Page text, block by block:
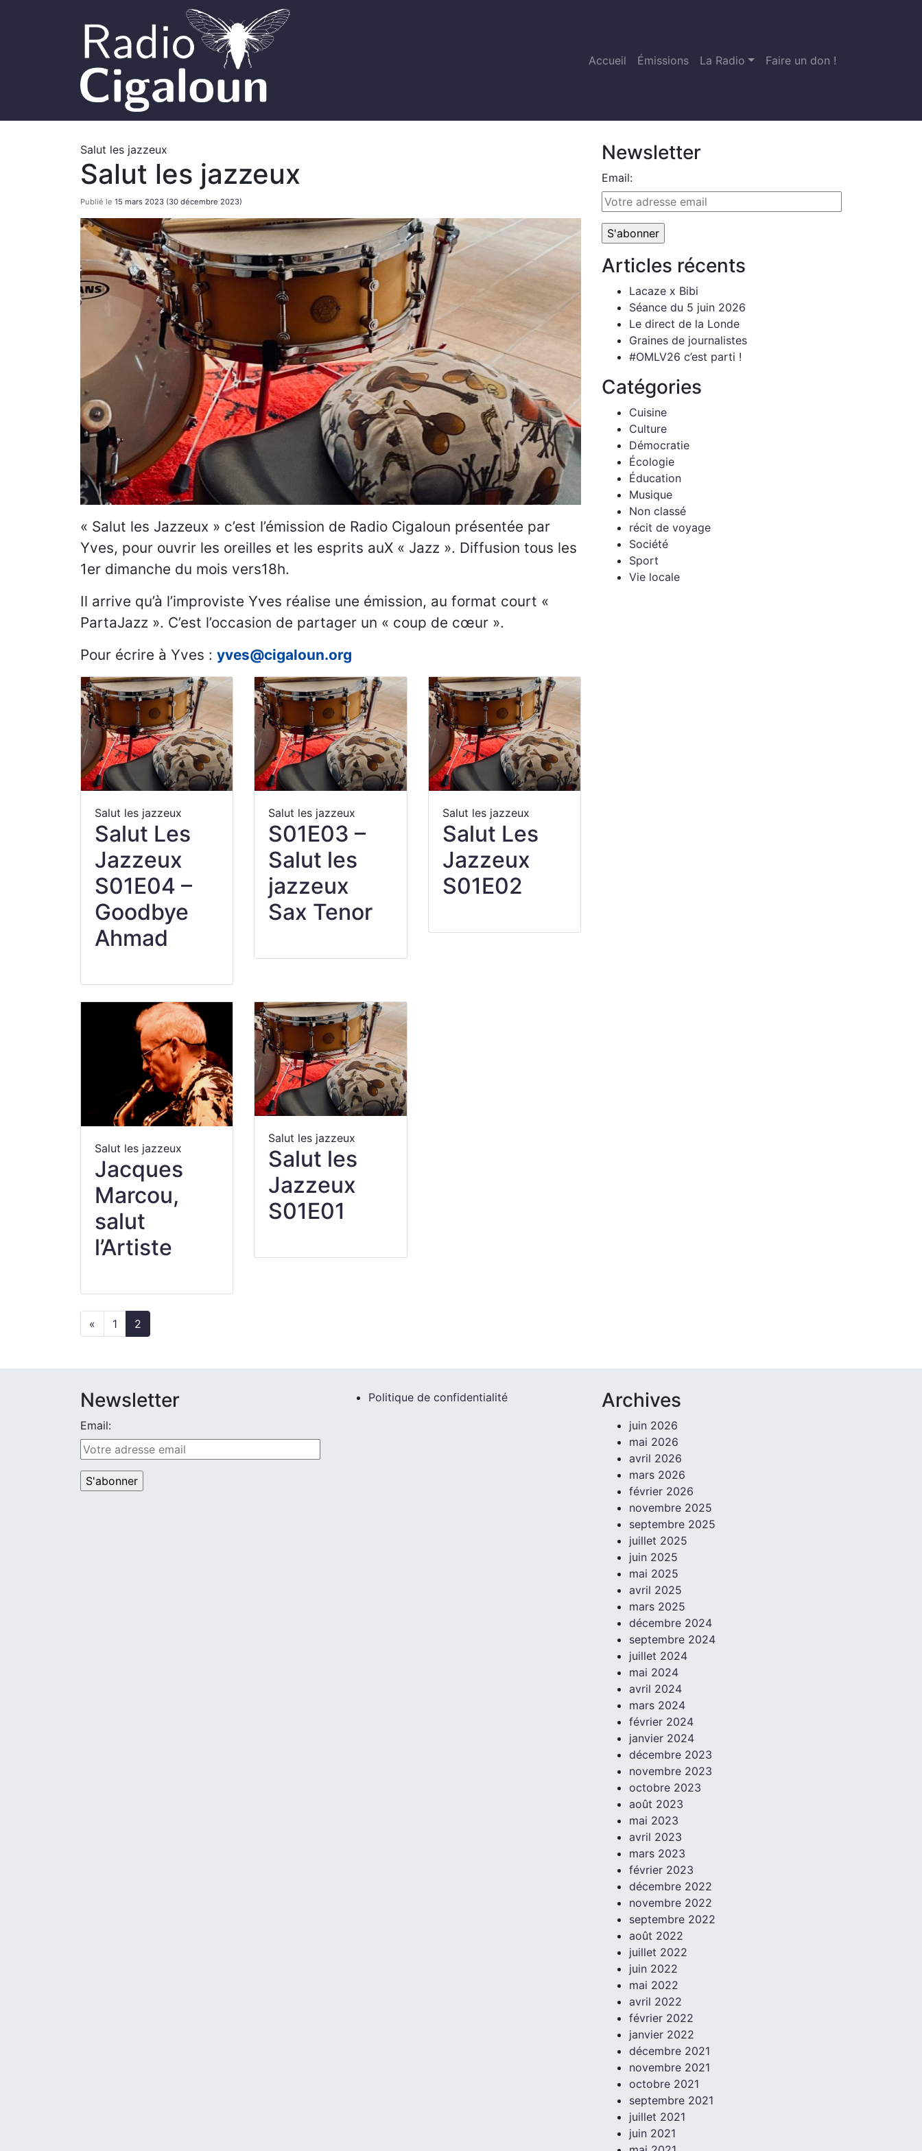
Accueil Émissions La Radio Faire un don !
Salut les jazzeux
Salut les jazzeux
Publié le 15 mars 2023 (30 décembre 2023)
« Salut les Jazzeux » c’est l’émission de Radio Cigaloun présentée par
Yves, pour ouvrir les oreilles et les esprits auX « Jazz ». Diffusion tous les
1er dimanche du mois vers18h.
Il arrive qu’à l’improviste Yves réalise une émission, au format court «
PartaJazz ». C’est l’occasion de partager un « coup de cœur ».
Pour écrire à Yves : yves@cigaloun.org
Salut les jazzeux
Salut Les
Jazzeux
S01E04 –
Goodbye
Ahmad
Salut les jazzeux
S01E03 –
Salut les
jazzeux
Sax Tenor
Salut les jazzeux
Salut Les
Jazzeux
S01E02
Salut les jazzeux
Jacques
Marcou,
salut
l’Artiste
Salut les jazzeux
Salut les
Jazzeux
S01E01
« 1 2
Newsletter
Email:
Articles récents
Lacaze x Bibi
Séance du 5 juin 2026
Le direct de la Londe
Graines de journalistes
#OMLV26 c’est parti !
Catégories
Cuisine
Culture
Démocratie
Écologie
Éducation
Musique
Non classé
récit de voyage
Société
Sport
Vie locale
Newsletter
Email:
Politique de confidentialité Archives
juin 2026
mai 2026
avril 2026
mars 2026
février 2026
novembre 2025
septembre 2025
juillet 2025
juin 2025
mai 2025
avril 2025
mars 2025
décembre 2024
septembre 2024
juillet 2024
mai 2024
avril 2024
mars 2024
février 2024
janvier 2024
décembre 2023
novembre 2023
octobre 2023
août 2023
mai 2023
avril 2023
mars 2023
février 2023
décembre 2022
novembre 2022
septembre 2022
août 2022
juillet 2022
juin 2022
mai 2022
avril 2022
février 2022
janvier 2022
décembre 2021
novembre 2021
octobre 2021
septembre 2021
juillet 2021
juin 2021